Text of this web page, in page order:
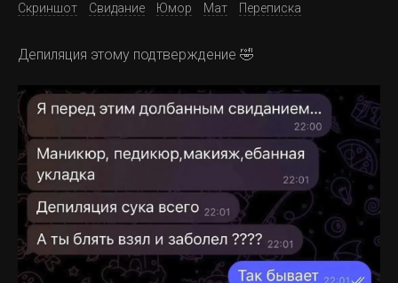
Скриншот
Свидание Юмор Мат Переписка
Депиляция этому подтверждение 🤣